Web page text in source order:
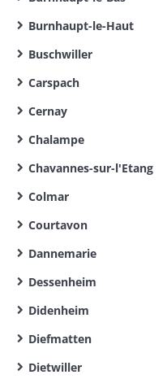
Burnhaupt-le-Haut
Buschwiller
Carspach
Cernay
Chalampe
Chavannes-sur-l'Etang
Colmar
Courtavon
Dannemarie
Dessenheim
Didenheim
Diefmatten
Dietwiller